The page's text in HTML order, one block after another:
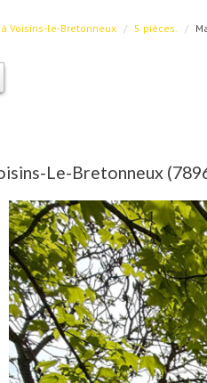
Voisins-le-Bretonneux 5 pièces.
Le-Bretonneux